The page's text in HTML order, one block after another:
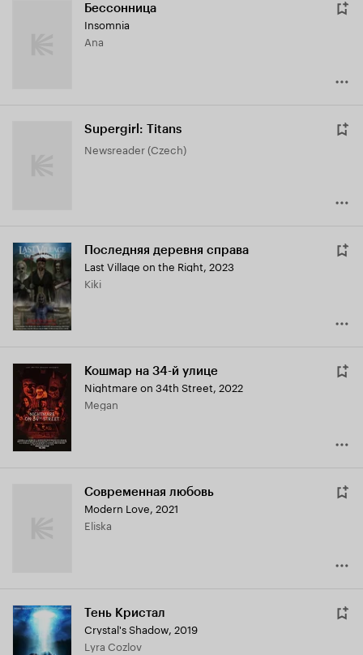
Бессонница
Insomnia
Ana
Supergirl: Titans
Newsreader (Czech)
Последняя деревня справа
Last Village on the Right, 2023
Kiki
Кошмар на 34-й улице
Nightmare on 34th Street, 2022
Megan
Современная любовь
Modern Love, 2021
Eliska
Тень Кристал
Crystal's Shadow, 2019
Lyra Cozlov